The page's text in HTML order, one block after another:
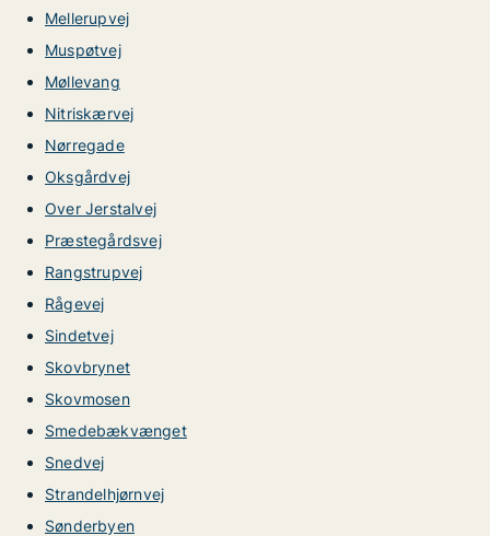
Mellerupvej
Muspøtvej
Møllevang
Nitriskærvej
Nørregade
Oksgårdvej
Over Jerstalvej
Præstegårdsvej
Rangstrupvej
Rågevej
Sindetvej
Skovbrynet
Skovmosen
Smedebækvænget
Snedvej
Strandelhjørnvej
Sønderbyen